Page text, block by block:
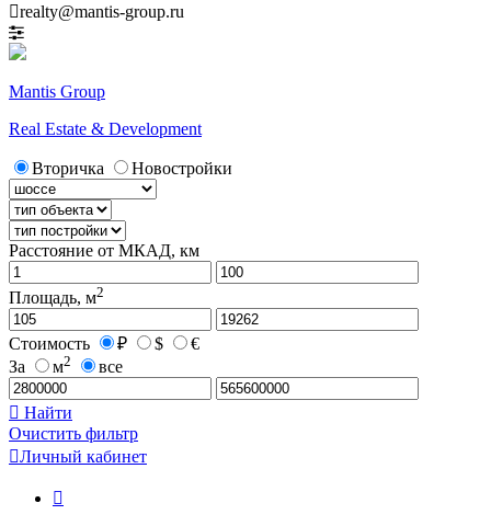
realty@mantis-group.ru
Mantis Group
Real Estate & Development
Вторичка Новостройки
Расстояние от МКАД, км
Площадь, м2
Стоимость ₽ $
€
За
м2 все
 Найти
Очистить фильтр
Личный кабинет
